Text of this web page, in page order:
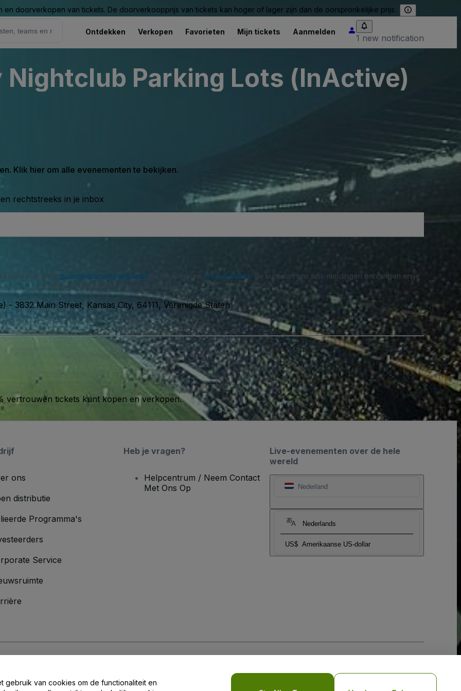
doorverkopen van tickets. De doorverkoopprijs van tickets kan hoger of lager zijn dan de oorspronkelijke prijs.
Ontdekken Verkopen Favorieten Mijn tickets Aanmelden
1 new notification
Nightclub Parking Lots (InActive)
Klik hier om alle evenementen te bekijken.
rechtstreeks in je inbox
met onze gebruikersovereenkomst en erken je ons privacybeleid
. Je kunt van ons sms-meldingen ontvangen en je
kunt je op elk gewenst moment afmelden.
- 3832 Main Street, Kansas City, 64111, Verenigde Staten
vertrouwen tickets kunt kopen en verkopen.
Live-evenementen over de hele
wereld
Nederland
Nederlands
US$ Amerikaanse US-dollar
ons
distributie
Programma's
Service
Heb je vragen?
Helpcentrum / Neem Contact
Met Ons Op
privacybeleid voor mobiel
gebruik van cookies om de functionaliteit en